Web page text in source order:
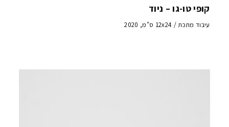
קופי טו-גו – ניוד
עיבוד מתכת / 12x24 ס"מ, 2020